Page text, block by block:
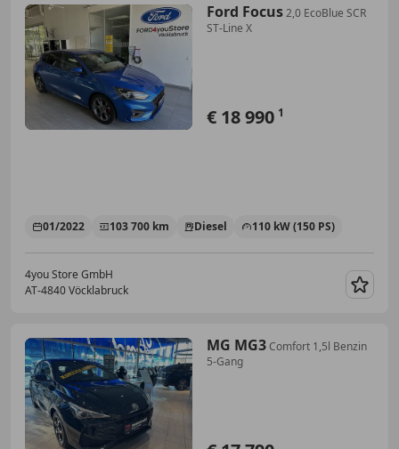
Ford Focus2,0 EcoBlue SCR
ST-Line X
€ 18 990 1
01/2022 103 700 km Diesel 110 kW (150 PS)
4you Store GmbH
AT-4840 Vöcklabruck
MG MG3Comfort 1,5l Benzin
5-Gang